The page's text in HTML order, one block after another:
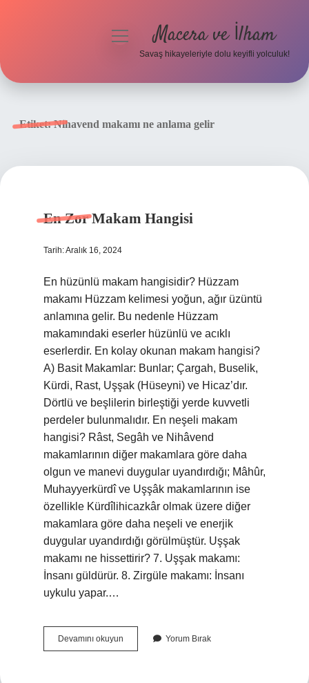
menüyüMacera ve İlham
Savaş hikayeleriyle dolu keyifli yolculuk!
Etiket:Nihavend makamı ne anlama gelir
En Zor Makam Hangisi
Tarih: Aralık 16, 2024
En hüzünlü makam hangisidir? Hüzzam
makamı Hüzzam kelimesi yoğun, ağır üzüntü
anlamına gelir. Bu nedenle Hüzzam
makamındaki eserler hüzünlü ve acıklı
eserlerdir. En kolay okunan makam hangisi?
A) Basit Makamlar: Bunlar; Çargah, Buselik,
Kürdi, Rast, Uşşak (Hüseyni) ve Hicaz’dır.
Dörtlü ve beşlilerin birleştiği yerde kuvvetli
perdeler bulunmalıdır. En neşeli makam
hangisi? Râst, Segâh ve Nihâvend
makamlarının diğer makamlara göre daha
olgun ve manevi duygular uyandırdığı; Mâhûr,
Muhayyerkürdî ve Uşşâk makamlarının ise
özellikle Kürdîlihicazkâr olmak üzere diğer
makamlara göre daha neşeli ve enerjik
duygular uyandırdığı görülmüştür. Uşşak
makamı ne hissettirir? 7. Uşşak makamı:
İnsanı güldürür. 8. Zirgüle makamı: İnsanı
uykulu yapar.…
Devamını okuyun
Zor
Yorum Bırak